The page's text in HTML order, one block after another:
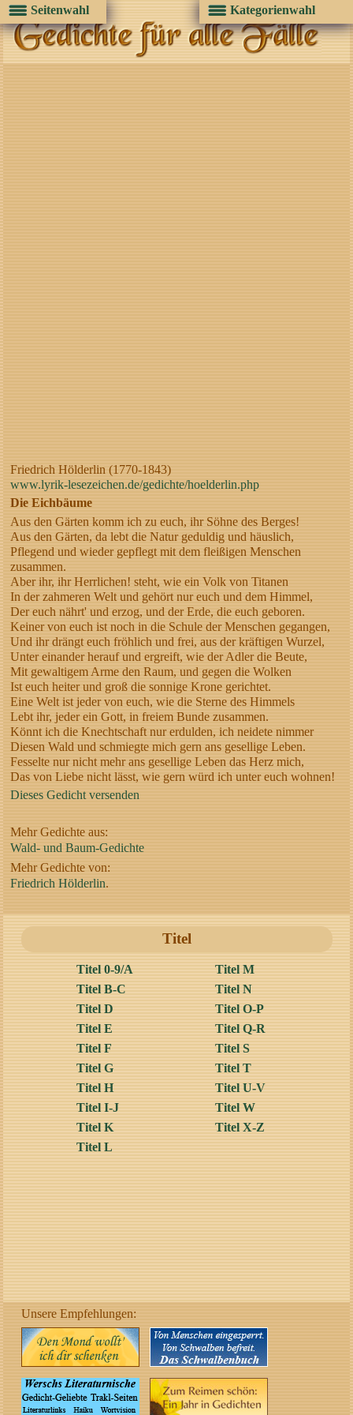
Friedrich Hölderlin (1770-1843)
www.lyrik-lesezeichen.de/gedichte/hoelderlin.php
Die Eichbäume
Aus den Gärten komm ich zu euch, ihr Söhne des Berges!
Aus den Gärten, da lebt die Natur geduldig und häuslich,
Pflegend und wieder gepflegt mit dem fleißigen Menschen
zusammen.
Aber ihr, ihr Herrlichen! steht, wie ein Volk von Titanen
In der zahmeren Welt und gehört nur euch und dem Himmel,
Der euch nährt' und erzog, und der Erde, die euch geboren.
Keiner von euch ist noch in die Schule der Menschen gegangen,
Und ihr drängt euch fröhlich und frei, aus der kräftigen Wurzel,
Unter einander herauf und ergreift, wie der Adler die Beute,
Mit gewaltigem Arme den Raum, und gegen die Wolken
Ist euch heiter und groß die sonnige Krone gerichtet.
Eine Welt ist jeder von euch, wie die Sterne des Himmels
Lebt ihr, jeder ein Gott, in freiem Bunde zusammen.
Könnt ich die Knechtschaft nur erdulden, ich neidete nimmer
Diesen Wald und schmiegte mich gern ans gesellige Leben.
Fesselte nur nicht mehr ans gesellige Leben das Herz mich,
Das von Liebe nicht lässt, wie gern würd ich unter euch wohnen!
Dieses Gedicht versenden
Mehr Gedichte aus:
Wald- und Baum-Gedichte
Mehr Gedichte von:
Friedrich Hölderlin.
Titel
Titel 0-9/A
Titel B-C
Titel D
Titel E
Titel F
Titel G
Titel H
Titel I-J
Titel K
Titel L
Titel M
Titel N
Titel O-P
Titel Q-R
Titel S
Titel T
Titel U-V
Titel W
Titel X-Z
Unsere Empfehlungen:
Seitenwahl Kategorienwahl